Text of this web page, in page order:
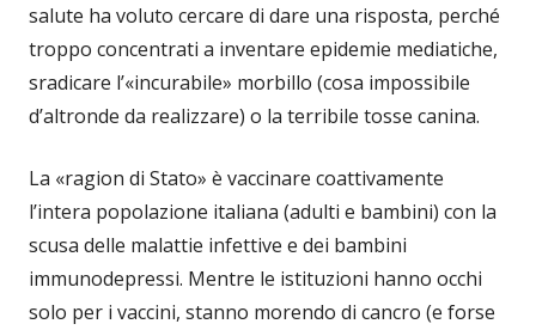
salute ha voluto cercare di dare una risposta, perché
troppo concentrati a inventare epidemie mediatiche,
sradicare l’«incurabile» morbillo (cosa impossibile
d’altronde da realizzare) o la terribile tosse canina.
La «ragion di Stato» è vaccinare coattivamente
l’intera popolazione italiana (adulti e bambini) con la
scusa delle malattie infettive e dei bambini
immunodepressi. Mentre le istituzioni hanno occhi
solo per i vaccini, stanno morendo di cancro (e forse